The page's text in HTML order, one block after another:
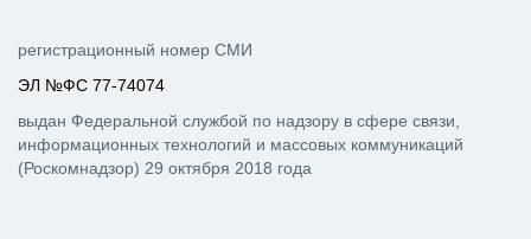
регистрационный номер СМИ
ЭЛ №ФС 77-74074
выдан Федеральной службой по надзору в сфере связи,
информационных технологий и массовых коммуникаций
(Роскомнадзор) 29 октября 2018 года